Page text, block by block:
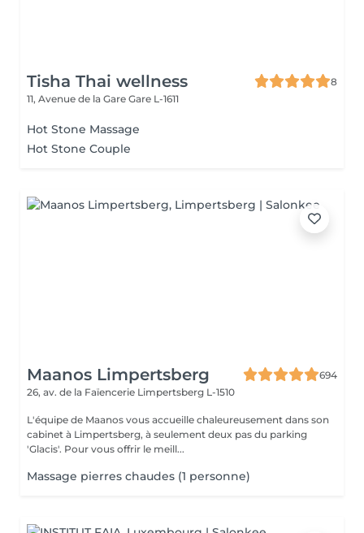
Tisha Thai wellness
8
11, Avenue de la Gare Gare L-1611
Hot Stone Massage
Hot Stone Couple
Maanos Limpertsberg
694
26, av. de la Faïencerie Limpertsberg L-1510
L'équipe de Maanos vous accueille chaleureusement dans son
cabinet à Limpertsberg, à seulement deux pas du parking
'Glacis'. Pour vous offrir le meill...
Massage pierres chaudes (1 personne)